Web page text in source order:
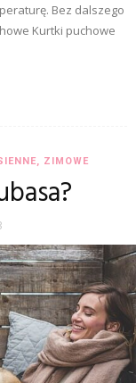
Bez dalszego
Kurtki puchowe
ZIMOWE